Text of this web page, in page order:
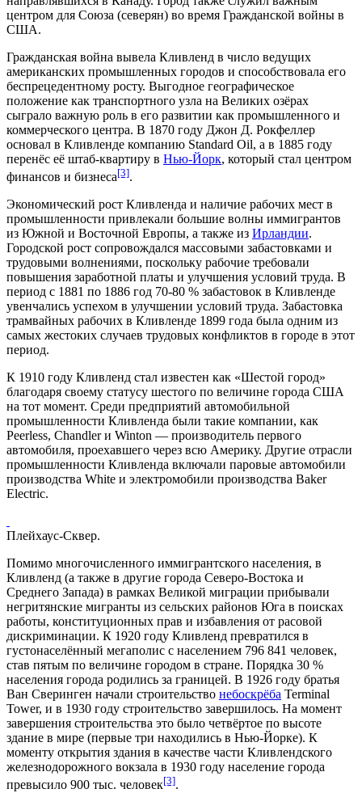
центром для Союза (северян) во время Гражданской войны в
США.
Гражданская война вывела Кливленд в число ведущих
американских промышленных городов и способствовала его
беспрецедентному росту. Выгодное географическое
положение как транспортного узла на Великих озёрах
сыграло важную роль в его развитии как промышленного и
коммерческого центра. В 1870 году Джон Д. Рокфеллер
основал в Кливленде компанию Standard Oil, а в 1885 году
перенёс её штаб-квартиру в Нью-Йорк, который стал центром
финансов и бизнеса[3].
Экономический рост Кливленда и наличие рабочих мест в
промышленности привлекали большие волны иммигрантов
из Южной и Восточной Европы, а также из Ирландии.
Городской рост сопровождался массовыми забастовками и
трудовыми волнениями, поскольку рабочие требовали
повышения заработной платы и улучшения условий труда. В
период с 1881 по 1886 год 70-80 % забастовок в Кливленде
увенчались успехом в улучшении условий труда. Забастовка
трамвайных рабочих в Кливленде 1899 года была одним из
самых жестоких случаев трудовых конфликтов в городе в этот
период.
К 1910 году Кливленд стал известен как «Шестой город»
благодаря своему статусу шестого по величине города США
на тот момент. Среди предприятий автомобильной
промышленности Кливленда были такие компании, как
Peerless, Chandlerи Winton — производитель первого
автомобиля, проехавшего через всю Америку. Другие отрасли
промышленности Кливленда включали паровые автомобили
производства White и электромобили производства Baker
Electric.
Плейхаус-Сквер.
Помимо многочисленного иммигрантского населения, в
Кливленд (а также в другие города Северо-Востока и
Среднего Запада) в рамках Великой миграции прибывали
негритянские мигранты из сельских районов Юга в поисках
работы, конституционных прав и избавления от расовой
дискриминации. К 1920 году Кливленд превратился в
густонаселённый мегаполис с населением 796 841 человек,
став пятым по величине городом в стране. Порядка 30 %
населения города родились за границей. В 1926 году братья
Ван Сверинген начали строительство небоскрёба Terminal
Tower, и в 1930 году строительство завершилось. На момент
завершения строительства это было четвёртое по высоте
здание в мире (первые три находились в Нью-Йорке). К
моменту открытия здания в качестве части Кливлендского
железнодорожного вокзала в 1930 году население города
превысило 900 тыс. человек[3].